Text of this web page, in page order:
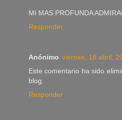
MI MAS PROFUNDA
Responder
Anónimo viernes, 18 abril,
Este comentario ha sido
blog.
Responder